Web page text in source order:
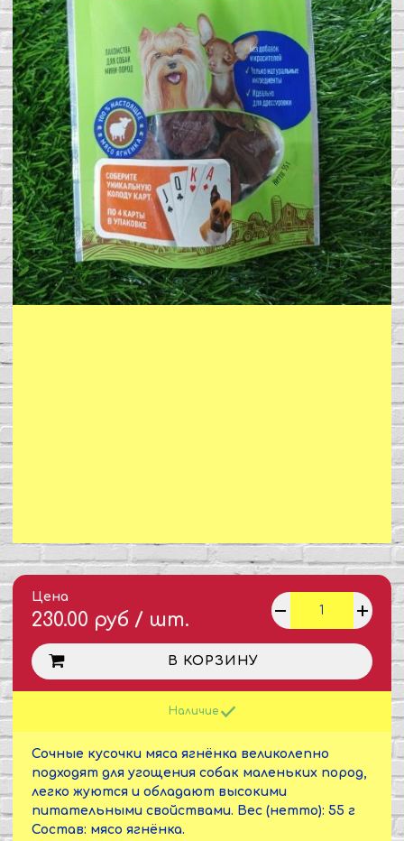
Цена
230.00 руб / шт.
В КОРЗИНУ
Наличие
Сочные кусочки мяса ягнёнка великолепно
подходят для угощения собак маленьких пород,
легко жуются и обладают высокими
питательными свойствами. Вес (нетто): 55 г
Состав: мясо ягнёнка.